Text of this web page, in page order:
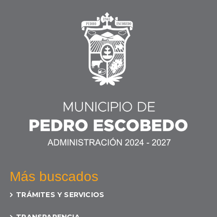
Más buscados
TRÁMITES Y SERVICIOS